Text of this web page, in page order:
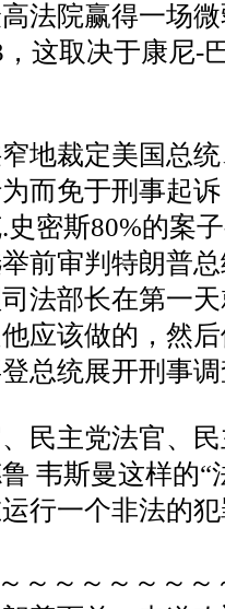
法院赢得一场
这取决于康尼-
地裁定美国总
而免于刑事起
密斯80%的案
前审判特朗普
法部长在第一
应该做的，然
总统展开刑事
民主党法官、
韦斯曼这样的“
行一个非法的
～～～～～～～